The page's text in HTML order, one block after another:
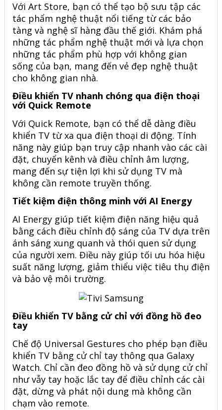
Với Art Store, bạn có thể tạo bộ sưu tập các
tác phẩm nghệ thuật nổi tiếng từ các bảo
tàng và nghệ sĩ hàng đầu thế giới. Khám phá
những tác phẩm nghệ thuật mới và lựa chọn
những tác phẩm phù hợp với không gian
sống của bạn, mang đến vẻ đẹp nghệ thuật
cho không gian nhà.
Điều khiển TV nhanh chóng qua điện thoại
với Quick Remote
Với Quick Remote, bạn có thể dễ dàng điều
khiển TV từ xa qua điện thoại di động. Tính
năng này giúp bạn truy cập nhanh vào các cài
đặt, chuyển kênh và điều chỉnh âm lượng,
mang đến sự tiện lợi khi sử dụng TV mà
không cần remote truyền thống.
Tiết kiệm điện thông minh với AI Energy
AI Energy giúp tiết kiệm điện năng hiệu quả
bằng cách điều chỉnh độ sáng của TV dựa trên
ánh sáng xung quanh và thói quen sử dụng
của người xem. Điều này giúp tối ưu hóa hiệu
suất năng lượng, giảm thiểu việc tiêu thụ điện
và bảo vệ môi trường.
Điều khiển TV bằng cử chỉ với đồng hồ đeo
tay
Chế độ Universal Gestures cho phép bạn điều
khiển TV bằng cử chỉ tay thông qua Galaxy
Watch. Chỉ cần đeo đồng hồ và sử dụng cử chỉ
như vẫy tay hoặc lắc tay để điều chỉnh các cài
đặt, dừng và phát nội dung mà không cần
chạm vào remote.